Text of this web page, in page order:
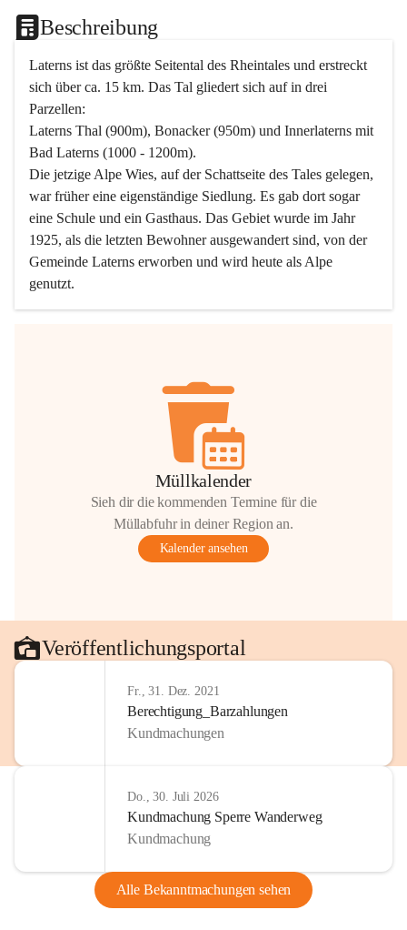
Beschreibung
Laterns ist das größte Seitental des Rheintales und erstreckt
sich über ca. 15 km. Das Tal gliedert sich auf in drei
Parzellen:
Laterns Thal (900m), Bonacker (950m) und Innerlaterns mit
Bad Laterns (1000 - 1200m).
Die jetzige Alpe Wies, auf der Schattseite des Tales gelegen,
war früher eine eigenständige Siedlung. Es gab dort sogar
eine Schule und ein Gasthaus. Das Gebiet wurde im Jahr
1925, als die letzten Bewohner ausgewandert sind, von der
Gemeinde Laterns erworben und wird heute als Alpe
genutzt.
Müllkalender
Sieh dir die kommenden Termine für die
Müllabfuhr in deiner Region an.
Kalender ansehen
Veröffentlichungsportal
Fr., 31. Dez. 2021
Berechtigung_Barzahlungen
Kundmachungen
Do., 30. Juli 2026
Kundmachung Sperre Wanderweg
Kundmachung
Alle Bekanntmachungen sehen